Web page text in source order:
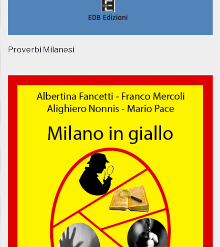
Proverbi Milanesi